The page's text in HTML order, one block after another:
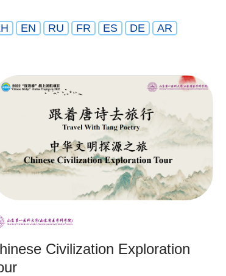
EN RU FR ES DE AR
Civilization Exploration